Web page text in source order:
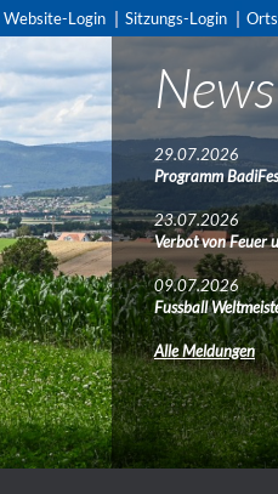
Website-Login Sitzungs-Login
News
29.07.2026
Programm
23.07.2026
Verbot von Feuer
09.07.2026
Fussball
Alle Meldungen